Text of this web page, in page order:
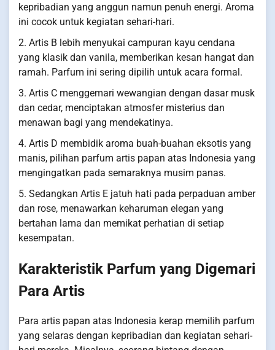
kepribadian yang anggun namun penuh energi. Aroma
ini cocok untuk kegiatan sehari-hari.
2. Artis B lebih menyukai campuran kayu cendana
yang klasik dan vanila, memberikan kesan hangat dan
ramah. Parfum ini sering dipilih untuk acara formal.
3. Artis C menggemari wewangian dengan dasar musk
dan cedar, menciptakan atmosfer misterius dan
menawan bagi yang mendekatinya.
4. Artis D membidik aroma buah-buahan eksotis yang
manis, pilihan parfum artis papan atas Indonesia yang
mengingatkan pada semaraknya musim panas.
5. Sedangkan Artis E jatuh hati pada perpaduan amber
dan rose, menawarkan keharuman elegan yang
bertahan lama dan memikat perhatian di setiap
kesempatan.
Karakteristik Parfum yang Digemari
Para Artis
Para artis papan atas Indonesia kerap memilih parfum
yang selaras dengan kepribadian dan kegiatan sehari-